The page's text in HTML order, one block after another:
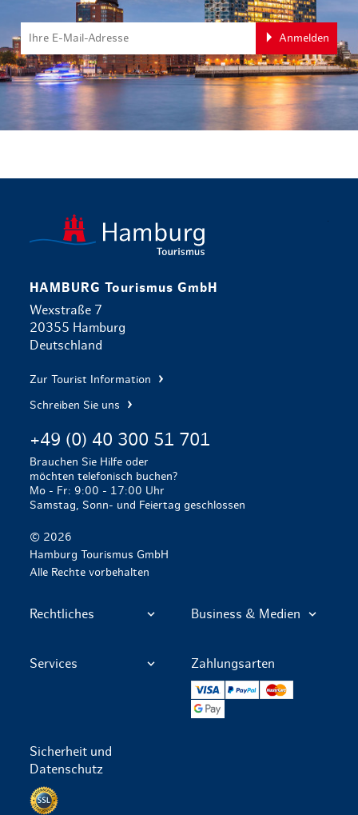
Anmelden
HAMBURG Tourismus GmbH
Wexstraße 7
20355 Hamburg
Deutschland
Zur Tourist Information
Schreiben Sie uns
+49 (0) 40 300 51 701
Brauchen Sie Hilfe oder
möchten telefonisch buchen?
Mo - Fr: 9:00 - 17:00 Uhr
Samstag, Sonn- und Feiertag geschlossen
© 2026
Hamburg Tourismus GmbH
Alle Rechte vorbehalten
Rechtliches Business & Medien
Services Zahlungsarten
PayPal
Sicherheit und
Datenschutz